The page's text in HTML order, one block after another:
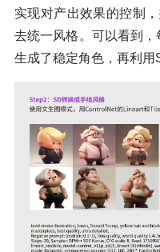
实现对产出效果的控制
去统一风格。可以看到
生成了稳定角色，再利用